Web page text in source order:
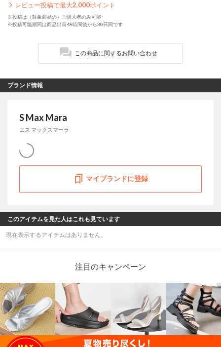
レビュー投稿で最大2,000ポイント
※投稿は（対象商品の）ご購入者のみ可能
※投稿可能期間は商品出荷48時間後から30日間です
この商品に関するお問い合わせ
ブランド情報
S Max Mara
エス マックスマーラ
マイブランドに登録
このアイテムを見た人はこれも見ています
現在表示するアイテムはありません。
注目のキャンペーン